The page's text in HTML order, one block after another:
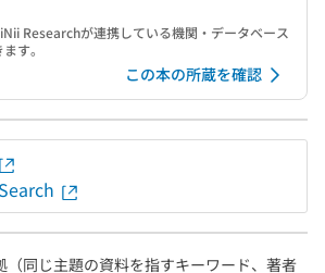
Researchが連携している機関・データベース
す。
この本の所蔵を確認
（同じ主題の資料を指すキーワード、著者